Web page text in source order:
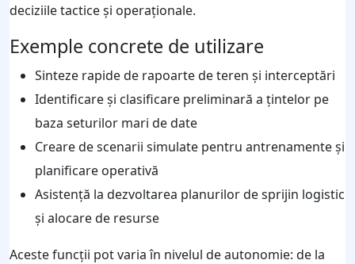
deciziile tactice și operaționale.
Exemple concrete de utilizare
Sinteze rapide de rapoarte de teren și interceptări
Identificare și clasificare preliminară a țintelor pe
baza seturilor mari de date
Creare de scenarii simulate pentru antrenamente și
planificare operativă
Asistență la dezvoltarea planurilor de sprijin logistic
și alocare de resurse
Aceste funcții pot varia în nivelul de autonomie: de la